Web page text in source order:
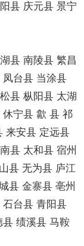
县 庆元县 景宁
县 南陵县 繁昌
台县 当涂县
县 枞阳县 太湖
宁县 歙 县 祁
来安县 定远县
县 太和县 宿州
县 无为县 庐江
县 金寨县 亳州
台县 青阳县
绩溪县 马鞍